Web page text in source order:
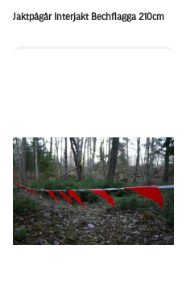
Jaktpågår Interjakt Bechflagga 210cm